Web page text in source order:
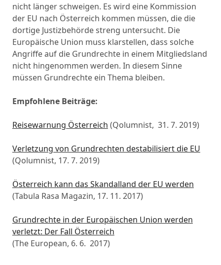
nicht länger schweigen. Es wird eine Kommission
der EU nach Österreich kommen müssen, die die
dortige Justizbehörde streng untersucht. Die
Europäische Union muss klarstellen, dass solche
Angriffe auf die Grundrechte in einem Mitgliedsland
nicht hingenommen werden. In diesem Sinne
müssen Grundrechte ein Thema bleiben.
Empfohlene Beiträge:
Reisewarnung Österreich (Qolumnist, 31. 7. 2019)
Verletzung von Grundrechten destabilisiert die EU
(Qolumnist, 17. 7. 2019)
Österreich kann das Skandalland der EU werden
(Tabula Rasa Magazin, 17. 11. 2017)
Grundrechte in der Europäischen Union werden
verletzt: Der Fall Österreich
(The European, 6. 6. 2017)